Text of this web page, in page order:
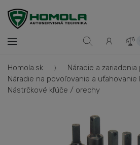
Homola.sk
Náradie a
Náradie na povoľovanie a uťahovanie
Nástrčkové kľúče / orechy